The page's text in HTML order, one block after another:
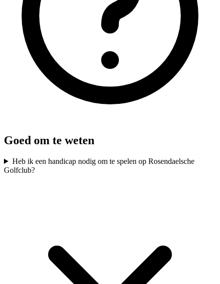
Goed om te weten
Heb ik een handicap nodig om te spelen op Rosendaelsche
Golfclub?